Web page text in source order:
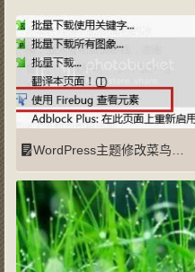
WordPress主题修改菜鸟教程